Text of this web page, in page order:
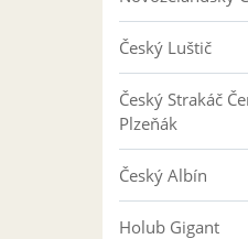
Český Luštič
Český Strakáč
Plzeňák
Český Albín
Holub Gigant